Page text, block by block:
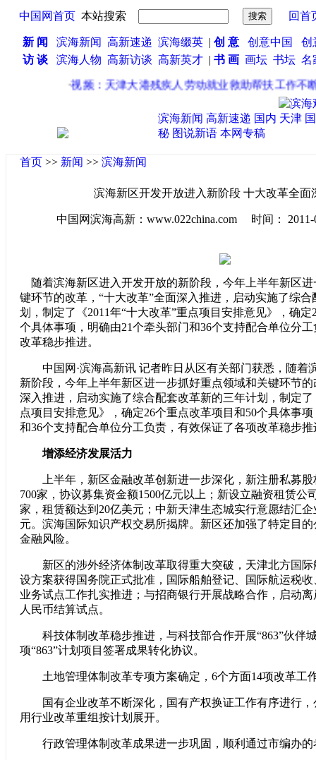
中国网首页 本站搜索 回首
新 闻 滨海新闻 高新速递 滨海缀英| 创 意 创意中国
创
访 谈
滨海人物 高新访谈 高新英才 | 书 画 画坛 书坛 名
视频：天津大港残疾人劳动就业救助帮扶工作不断
滨海新闻 高新速递 国内 天津
秘 图说新语 本网专稿
首页 >> 新闻 >> 滨海新闻
滨海新区开发开放进入新阶段 十大改革全面
中国网滨海高新：www.022china.com 时间： 2011-
随着滨海新区进入开发开放的新阶段，今年上半年新区
键环节的改革，“十大改革”全面深入推进，启动实施了综
划，制定了《2011年“十大改革”重点项目安排意见》，确定
个具体事项，明确由21个牵头部门和36个支持配合单位分
改革稳步推进。
中国网·滨海高新讯 记者昨日从区有关部门获悉，随着
新阶段，今年上半年新区进一步抓好重点领域和关键环节的
深入推进，启动实施了综合配套改革新的三年计划，制定了
点项目安排意见》，确定26个重点改革项目和50个具体事
和36个支持配合单位分工负责，有效保证了各项改革稳步推
增添经济发展活力
上半年，新区金融改革创新进一步深化，新注册私募股
700家，协议募集资金额1500亿元以上；新设立融资租赁公
家，租赁额达到20亿美元；中新天津生态城实行意愿结汇
元。滨海国际知识产权交易所揭牌。新区还加强了特定目
金融风险。
新区的涉外经济体制改革取得重大突破，天津北方国际
设方案获得国务院正式批准，国际船舶登记、国际航运税
业务试点工作扎实推进；与招商银行开展战略合作，启动
人民币结算试点。
科技体制改革稳步推进，与科技部合作开展“863”伙伴
项“863”计划项目签署成果转化协议。
土地管理体制改革专项方案确定，6个方面14项改革工
国有企业改革不断深化，国有产权换证工作有序进行，
用行业改革重组按计划展开。
行政管理体制改革成果进一步巩固，顺利通过市编办的